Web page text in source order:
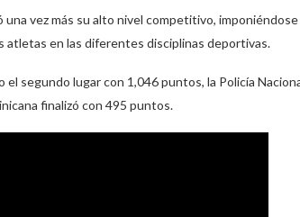
una vez más su alto nivel competitivo,
atletas en las diferentes disciplinas deportivas.
el segundo lugar con 1,046 puntos, la Policía
finalizó con 495 puntos.